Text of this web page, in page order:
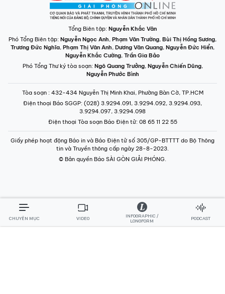
Tổng Biên tập: Nguyễn Khắc Văn
Phó Tổng Biên tập: Nguyễn Ngọc Anh, Phạm Văn Trường, Bùi Thị Hồng Sương,
Trương Đức Nghĩa, Phạm Thị Vân Anh, Dương Văn Quang, Nguyễn Đức Hiển,
Nguyễn Khắc Cường, Trần Gia Bảo
Phó Tổng Thư ký tòa soạn: Ngô Quang Trưởng, Nguyễn Chiến Dũng,
Nguyễn Phước Bình
Tòa soạn : 432-434 Nguyễn Thị Minh Khai, Phường Bàn Cờ, TP.HCM
Điện thoại Báo SGGP: (028) 3.9294.091, 3.9294.092, 3.9294.093,
3.9294.097, 3.9294.098
Điện thoại Tòa soạn Báo Điện tử: 08 65 11 22 55
Giấy phép hoạt động Báo in và Báo Điện tử số 305/GP-BTTTT do Bộ Thông
tin và Truyền thông cấp ngày 28-8-2023.
© Bản quyền Báo SÀI GÒN GIẢI PHÓNG.
CHUYÊN MỤC VIDEO
INFOGRAPHIC /
LONGFORM
PODCAST